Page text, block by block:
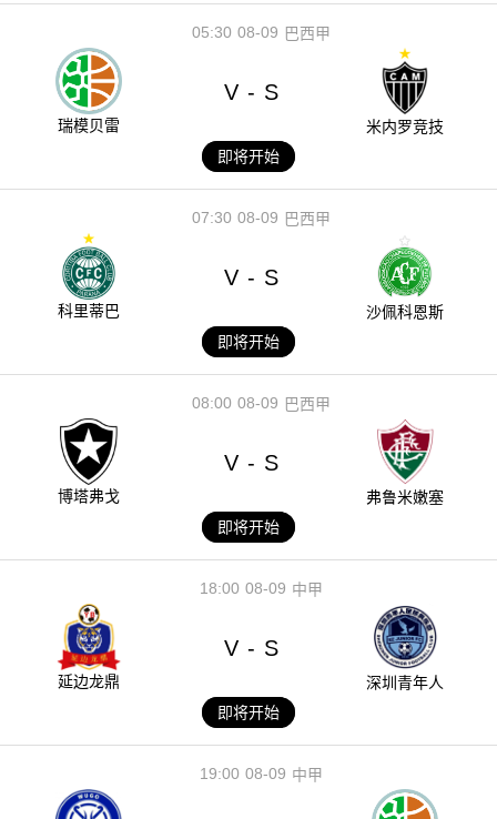
08-09
05:30 巴西甲
瑞模贝雷
V - S
米内罗竞技
即将开始
08-09
07:30 巴西甲
科里蒂巴
V - S
沙佩科恩斯
即将开始
08-09
08:00 巴西甲
博塔弗戈
V - S
弗鲁米嫩塞
即将开始
08-09
18:00 中甲
延边龙鼎
V - S
深圳青年人
即将开始
08-09
19:00 中甲